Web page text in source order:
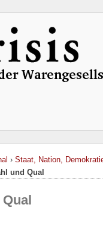
› Staat, Nation,
und Qual